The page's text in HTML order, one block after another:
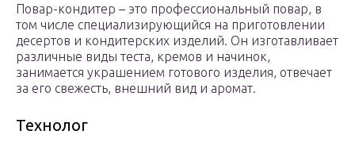
Повар-кондитер – это профессиональный повар, в
том числе специализирующийся на приготовлении
десертов и кондитерских изделий. Он изготавливает
различные виды теста, кремов и начинок,
занимается украшением готового изделия, отвечает
за его свежесть, внешний вид и аромат.
Технолог